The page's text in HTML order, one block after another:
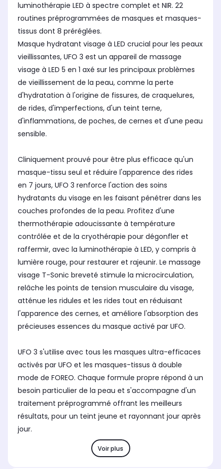
LED rouge/rouge foncé (Entre
630 et 660nm)
LED rouge + infrarouge (Entre
830 et 1072 nm)
-
LED rouge/rouge foncé (Entre 630
et 660nm)
LED rouge + infrarouge (Entre 830
et 1072 nm)
-
luminothérapie LED à spectre complet et NIR. 22
routines préprogrammées de masques et masques-
tissus dont 8 préréglées.
Masque hydratant visage à LED crucial pour les peaux
vieillissantes, UFO 3 est un appareil de massage
visage à LED 5 en 1 axé sur les principaux problèmes
de vieillissement de la peau, comme la perte
d'hydratation à l'origine de fissures, de craquelures,
de rides, d'imperfections, d'un teint terne,
d'inflammations, de poches, de cernes et d'une peau
sensible.
Cliniquement prouvé pour être plus efficace qu'un
masque-tissu seul et réduire l'apparence des rides
en 7 jours, UFO 3 renforce l'action des soins
hydratants du visage en les faisant pénétrer dans les
couches profondes de la peau. Profitez d'une
thermothérapie adoucissante à température
contrôlée et de la cryothérapie pour dégonfler et
raffermir, avec la luminothérapie à LED, y compris à
lumière rouge, pour restaurer et rajeunir. Le massage
visage T-Sonic breveté stimule la microcirculation,
relâche les points de tension musculaire du visage,
atténue les ridules et les rides tout en réduisant
l'apparence des cernes, et améliore l'absorption des
précieuses essences du masque activé par UFO.
UFO 3 s'utilise avec tous les masques ultra-efficaces
activés par UFO et les masques-tissus à double
mode de FOREO. Chaque formule propre répond à un
besoin particulier de la peau et s'accompagne d'un
traitement préprogrammé offrant les meilleurs
résultats, pour un teint jeune et rayonnant jour après
jour.
Voir plus